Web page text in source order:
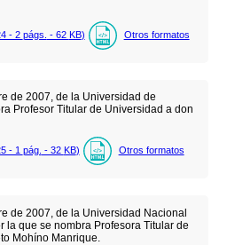
- 2 págs. - 62 KB) Otros formatos
de 2007, de la Universidad de
Profesor Titular de Universidad a don
- 1 pág. - 32 KB) Otros formatos
de 2007, de la Universidad Nacional
la que se nombra Profesora Titular de
Mohíno Manrique.